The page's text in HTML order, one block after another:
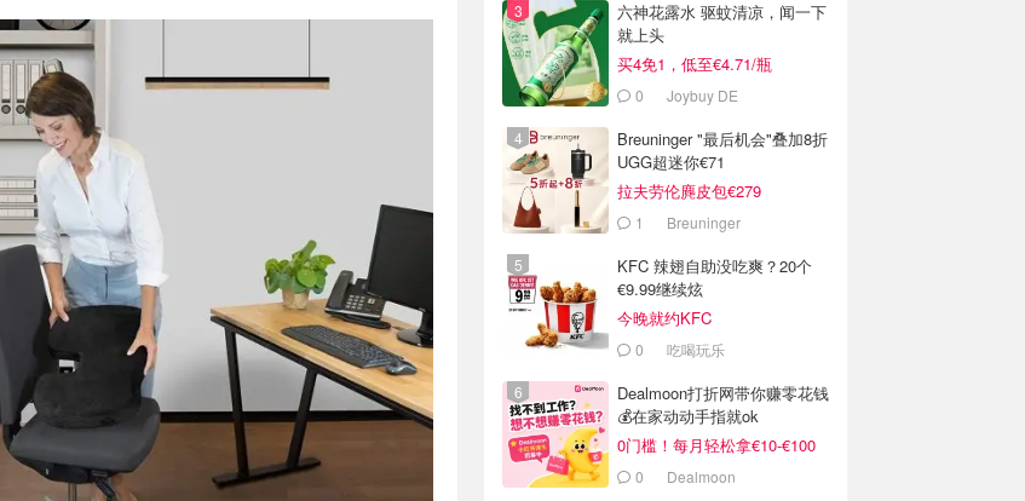
六神花露水 驱蚊清凉，闻一下
就上头
买4免1，低至€4.71/瓶
0 Joybuy DE
Breuninger "最后机会"叠加8折
UGG超迷你€71
拉夫劳伦麂皮包€279
1 Breuninger
KFC 辣翅自助没吃爽？20个
€9.99继续炫
今晚就约KFC
0 吃喝玩乐
Dealmoon打折网带你赚零花钱
💰在家动动手指就ok
0门槛！每月轻松拿€10-€100
0 Dealmoon